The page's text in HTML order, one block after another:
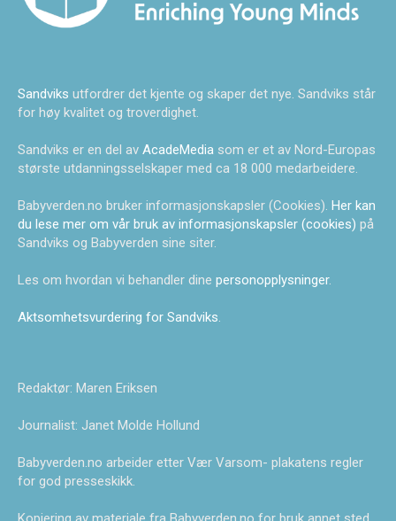
Sandviks utfordrer det kjente og skaper det nye. Sandviks står
for høy kvalitet og troverdighet.
Sandviks er en del av AcadeMedia som er et av Nord-Europas
største utdanningsselskaper med ca 18 000 medarbeidere.
Babyverden.no bruker informasjonskapsler (Cookies). Her kan
du lese mer om vår bruk av informasjonskapsler (cookies) på
Sandviks og Babyverden sine siter.
Les om hvordan vi behandler dine personopplysninger.
Aktsomhetsvurdering for Sandviks.
Redaktør: Maren Eriksen
Journalist: Janet Molde Hollund
Babyverden.no arbeider etter Vær Varsom- plakatens regler
for god presseskikk.